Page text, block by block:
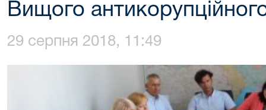
Вищого
29 серпня 2018, 11:49